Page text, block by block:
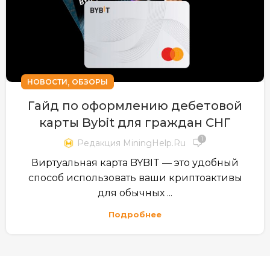
НОВОСТИ, ОБЗОРЫ
Гайд по оформлению дебетовой
карты Bybit для граждан СНГ
Редакция MiningHelp.ru 1
Виртуальная карта BYBIT — это удобный
способ использовать ваши криптоактивы
для обычных ...
Подробнее